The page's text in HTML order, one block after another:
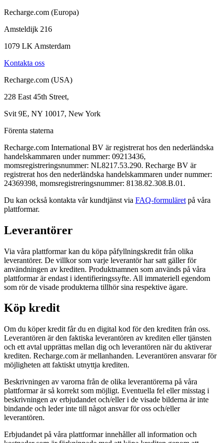
Recharge.com (Europa)
Amsteldijk 216
1079 LK Amsterdam
Kontakta oss
Recharge.com (USA)
228 East 45th Street,
Svit 9E, NY 10017, New York
Förenta staterna
Recharge.com International BV är registrerat hos den nederländska
handelskammaren under nummer: 09213436,
momsregistreringsnummer: NL8217.53.290. Recharge BV är
registrerat hos den nederländska handelskammaren under nummer:
24369398, momsregistreringsnummer: 8138.82.308.B.01.
Du kan också kontakta vår kundtjänst via FAQ-formuläret på våra
plattformar.
Leverantörer
Via våra plattformar kan du köpa påfyllningskredit från olika
leverantörer. De villkor som varje leverantör har satt gäller för
användningen av krediten. Produktnamnen som används på våra
plattformar är endast i identifieringssyfte. All immateriell egendom
som rör de visade produkterna tillhör sina respektive ägare.
Köp kredit
Om du köper kredit får du en digital kod för den krediten från oss.
Leverantören är den faktiska leverantören av krediten eller tjänsten
och ett avtal upprättas mellan dig och leverantören när du aktiverar
krediten. Recharge.com är mellanhanden. Leverantören ansvarar för
möjligheten att faktiskt utnyttja krediten.
Beskrivningen av varorna från de olika leverantörerna på våra
plattformar är så korrekt som möjligt. Eventuella fel eller misstag i
beskrivningen av erbjudandet och/eller i de visade bilderna är inte
bindande och leder inte till något ansvar för oss och/eller
leverantören.
Erbjudandet på våra plattformar innehåller all information och